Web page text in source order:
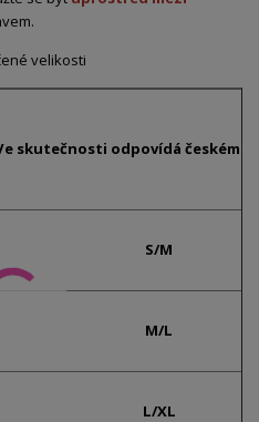
velikosti
skutečnosti odpovídá českému
S/M
M/L
L/XL